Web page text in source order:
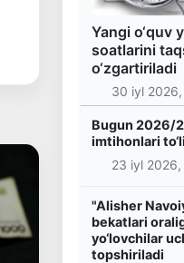
Yangi o‘quv
soatlarini
o‘zgartiriladi
30 iyl
Bugun 2026/
imtihonlari
23 iyl
"Alisher
bekatlari
yo‘lovchilar
topshiriladi